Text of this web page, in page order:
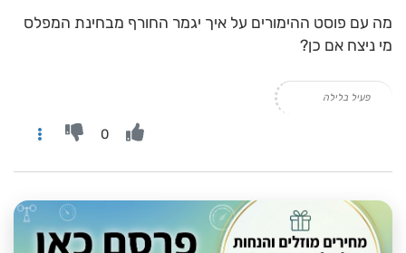
מה עם פוסט ההימורים על איך יגמר החורף מבחינת המפלס
מי ניצח אם כן?
פעיל בלילה
0